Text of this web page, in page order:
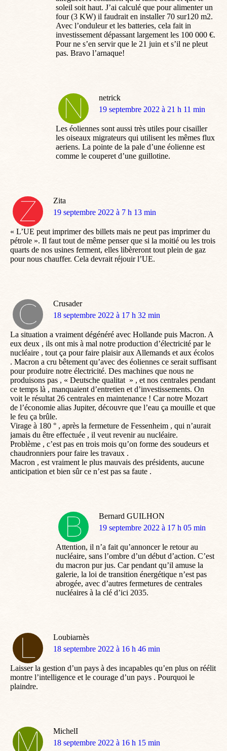
soleil soit haut. J’ai calculé que pour alimenter un
four (3 KW) il faudrait en installer 70 sur120 m2.
Avec l’onduleur et les batteries, cela fait in
investissement dépassant largement les 100 000 €.
Pour ne s’en servir que le 21 juin et s’il ne pleut
pas. Bravo l’arnaque!
netrick
dit
19 septembre 2022 à 21 h 11 min
Les éoliennes sont aussi très utiles pour cisailler
les oiseaux migrateurs qui utilisent les mêmes flux
aeriens. La pointe de la pale d’une éolienne est
comme le couperet d’une guillotine.
Zita
dit
19 septembre 2022 à 7 h 13 min
« L’UE peut imprimer des billets mais ne peut pas imprimer du
pétrole ». Il faut tout de même penser que si la moitié ou les trois
quarts de nos usines ferment, elles libèreront tout plein de gaz
pour nous chauffer. Cela devrait réjouir l’UE.
Crusader
dit
18 septembre 2022 à 17 h 32 min
La situation a vraiment dégénéré avec Hollande puis Macron. A
eux deux , ils ont mis à mal notre production d’électricité par le
nucléaire , tout ça pour faire plaisir aux Allemands et aux écolos
. Macron a cru bêtement qu’avec des éoliennes ce serait suffisant
pour produire notre électricité. Des machines que nous ne
produisons pas , « Deutsche qualitat » , et nos centrales pendant
ce temps là , manquaient d’entretien et d’investissements. On
voit le résultat 26 centrales en maintenance ! Car notre Mozart
de l’économie alias Jupiter, découvre que l’eau ça mouille et que
le feu ça brûle.
Virage à 180 ° , après la fermeture de Fessenheim , qui n’aurait
jamais du être effectuée , il veut revenir au nucléaire.
Problème , c’est pas en trois mois qu’on forme des soudeurs et
chaudronniers pour faire les travaux .
Macron , est vraiment le plus mauvais des présidents, aucune
anticipation et bien sûr ce n’est pas sa faute .
Bernard GUILHON
dit
19 septembre 2022 à 17 h 05 min
Attention, il n’a fait qu’annoncer le retour au
nucléaire, sans l’ombre d’un début d’action. C’est
du macron pur jus. Car pendant qu’il amuse la
galerie, la loi de transition énergétique n’est pas
abrogée, avec d’autres fermetures de centrales
nucléaires à la clé d’ici 2035.
Loubiarnès
dit
18 septembre 2022 à 16 h 46 min
Laisser la gestion d’un pays à des incapables qu’en plus on réélit
montre l’intelligence et le courage d’un pays . Pourquoi le
plaindre.
MichelI
dit
18 septembre 2022 à 16 h 15 min